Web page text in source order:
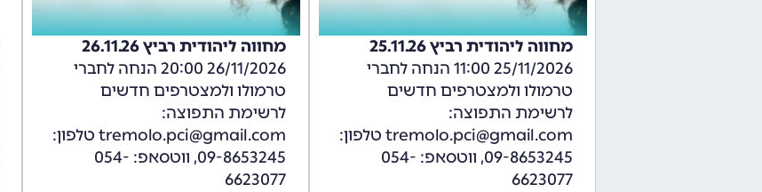
מחווה ליהודית רביץ 25.11.26
25/11/2026 11:00 הנחה לחברי
טרמולו ולמצטרפים חדשים
לרשימת התפוצה:
tremolo.pci@gmail.com טלפון:
09-8653245, ווטסאפ: 054-
6623077
מחווה ליהודית רביץ 26.11.26
26/11/2026 20:00 הנחה לחברי
טרמולו ולמצטרפים חדשים
לרשימת התפוצה:
tremolo.pci@gmail.com טלפון:
09-8653245, ווטסאפ: 054-
6623077